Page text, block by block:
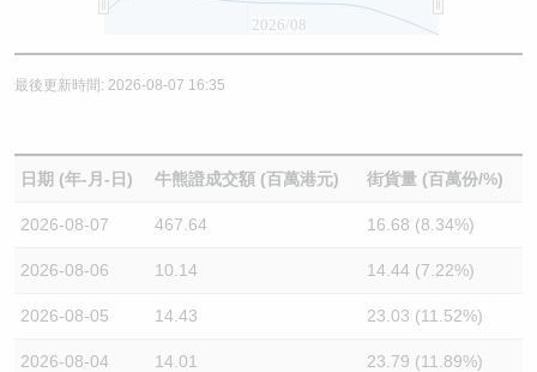
2026/08
最後更新時間: 2026-08-07 16:35
日期 (年-月-日) 牛熊證成交額 (百萬港元) 街貨量 (百萬份/%)
2026-08-07 467.64 16.68 (8.34%)
2026-08-06 10.14 14.44 (7.22%)
2026-08-05 14.43 23.03 (11.52%)
2026-08-04 14.01 23.79 (11.89%)